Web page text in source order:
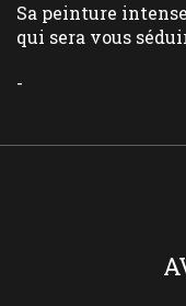
Sa peinture
qui sera vous
-